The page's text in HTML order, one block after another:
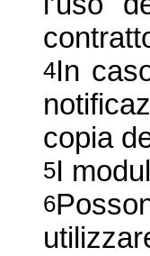
4In
copia
5I
6